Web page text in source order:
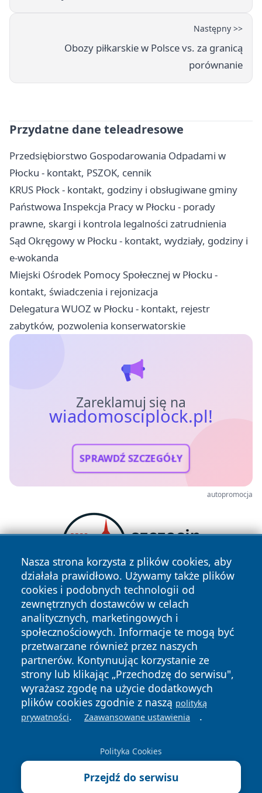
Następny >>
Obozy piłkarskie w Polsce vs. za granicą
porównanie
Przydatne dane teleadresowe
Przedsiębiorstwo Gospodarowania Odpadami w
Płocku - kontakt, PSZOK, cennik
KRUS Płock - kontakt, godziny i obsługiwane gminy
Państwowa Inspekcja Pracy w Płocku - porady
prawne, skargi i kontrola legalności zatrudnienia
Sąd Okręgowy w Płocku - kontakt, wydziały, godziny i
e-wokanda
Miejski Ośrodek Pomocy Społecznej w Płocku -
kontakt, świadczenia i rejonizacja
Delegatura WUOZ w Płocku - kontakt, rejestr
zabytków, pozwolenia konserwatorskie
Zareklamuj się na
wiadomosciplock.pl!
SPRAWDŹ SZCZEGÓŁY
autopromocja
Nasza strona korzysta z plików cookies, aby
działała prawidłowo. Używamy także plików
cookies i podobnych technologii od
zewnętrznych dostawców w celach
analitycznych, marketingowych i
społecznościowych. Informacje te mogą być
przetwarzane również przez naszych
partnerów. Kontynuując korzystanie ze
strony lub klikając „Przechodzę do serwisu",
wyrażasz zgodę na użycie dodatkowych
plików cookies zgodnie z naszą polityką
prywatności. Zaawansowane ustawienia .
Polityka Cookies
Przejdź do serwisu
Copyright © 2026 wiadomosciplock.pl Wszystkie prawa
zastrzeżone.